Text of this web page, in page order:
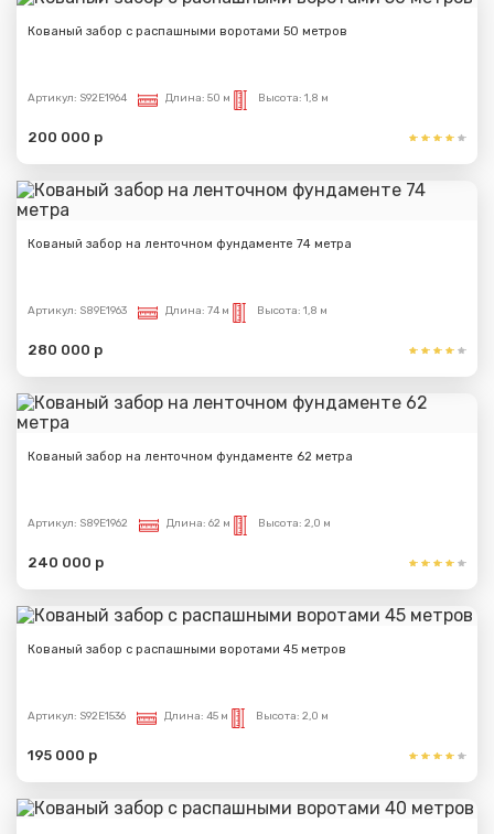
Кованый забор с распашными воротами 50 метров
Артикул: S92E1964 Длина: 50 м Высота: 1,8 м
200 000 р
Кованый забор на ленточном фундаменте 74 метра
Артикул: S89E1963 Длина: 74 м Высота: 1,8 м
280 000 р
Кованый забор на ленточном фундаменте 62 метра
Артикул: S89E1962 Длина: 62 м Высота: 2,0 м
240 000 р
Кованый забор с распашными воротами 45 метров
Артикул: S92E1536 Длина: 45 м Высота: 2,0 м
195 000 р